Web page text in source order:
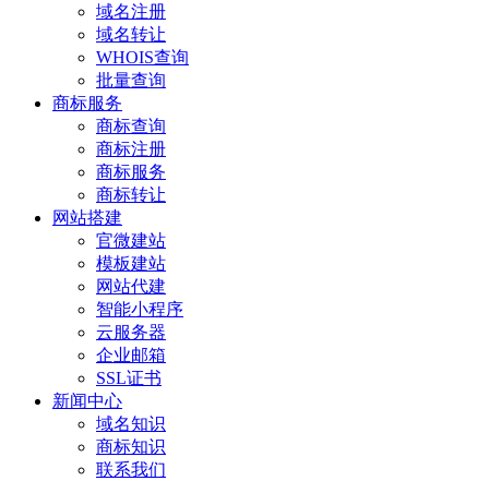
域名注册
域名转让
WHOIS查询
批量查询
商标服务
商标查询
商标注册
商标服务
商标转让
网站搭建
官微建站
模板建站
网站代建
智能小程序
云服务器
企业邮箱
SSL证书
新闻中心
域名知识
商标知识
联系我们